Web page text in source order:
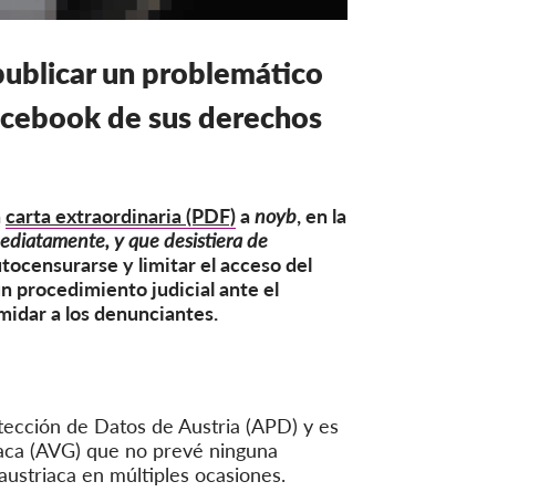
un problemático
de sus derechos
carta extraordinaria (PDF)anoyb, en la
y que desistiera de
y limitar el acceso del
procedimiento judicial ante el
a los denunciantes.
de Datos de Austria (APD) y es
(AVG) que no prevé ninguna
en múltiples ocasiones.